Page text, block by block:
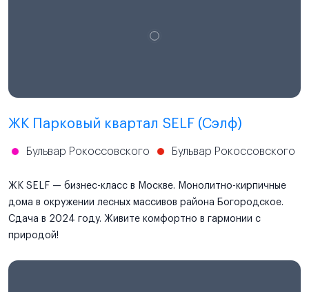
ЖК Парковый квартал SELF (Сэлф)
Бульвар Рокоссовского Бульвар Рокоссовского
ЖК SELF — бизнес-класс в Москве. Монолитно-кирпичные
дома в окружении лесных массивов района Богородское.
Сдача в 2024 году. Живите комфортно в гармонии с
природой!